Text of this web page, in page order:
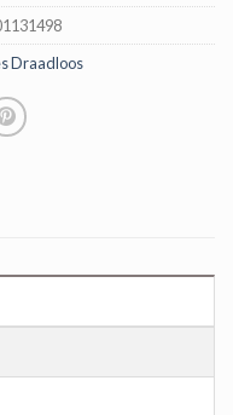
Draadloos